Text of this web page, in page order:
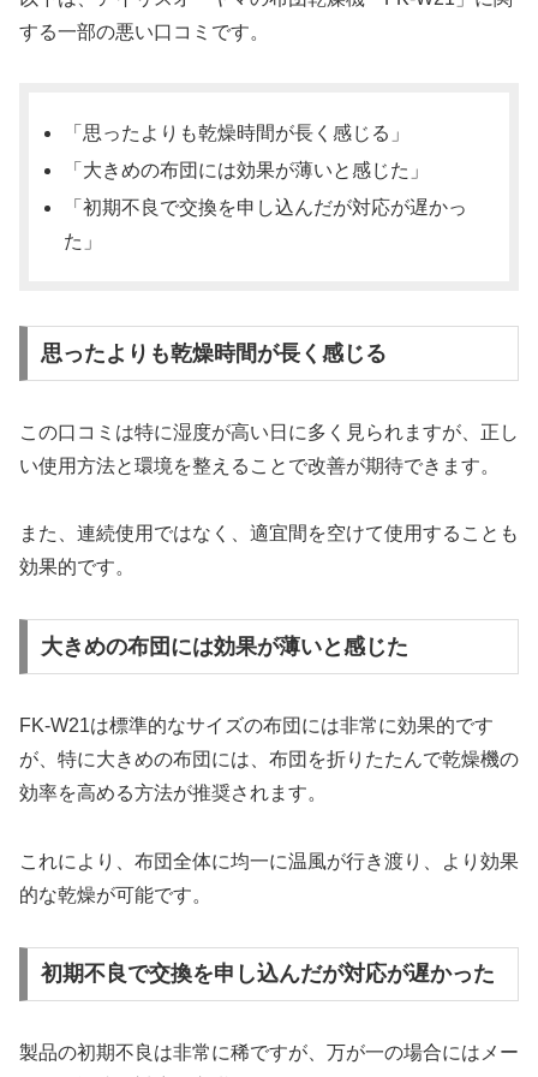
する一部の悪い口コミです。
「思ったよりも乾燥時間が長く感じる」
「大きめの布団には効果が薄いと感じた」
「初期不良で交換を申し込んだが対応が遅かっ
た」
思ったよりも乾燥時間が長く感じる
この口コミは特に湿度が高い日に多く見られますが、正し
い使用方法と環境を整えることで改善が期待できます。
また、連続使用ではなく、適宜間を空けて使用することも
効果的です。
大きめの布団には効果が薄いと感じた
FK-W21は標準的なサイズの布団には非常に効果的です
が、特に大きめの布団には、布団を折りたたんで乾燥機の
効率を高める方法が推奨されます。
これにより、布団全体に均一に温風が行き渡り、より効果
的な乾燥が可能です。
初期不良で交換を申し込んだが対応が遅かった
製品の初期不良は非常に稀ですが、万が一の場合にはメー